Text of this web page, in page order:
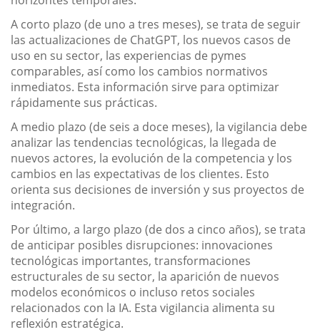
A corto plazo (de uno a tres meses), se trata de seguir
las actualizaciones de ChatGPT, los nuevos casos de
uso en su sector, las experiencias de pymes
comparables, así como los cambios normativos
inmediatos. Esta información sirve para optimizar
rápidamente sus prácticas.
A medio plazo (de seis a doce meses), la vigilancia debe
analizar las tendencias tecnológicas, la llegada de
nuevos actores, la evolución de la competencia y los
cambios en las expectativas de los clientes. Esto
orienta sus decisiones de inversión y sus proyectos de
integración.
Por último, a largo plazo (de dos a cinco años), se trata
de anticipar posibles disrupciones: innovaciones
tecnológicas importantes, transformaciones
estructurales de su sector, la aparición de nuevos
modelos económicos o incluso retos sociales
relacionados con la IA. Esta vigilancia alimenta su
reflexión estratégica.